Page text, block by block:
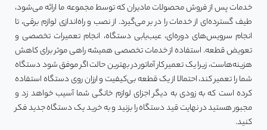
خدمات پس از فروش محصولات مادیران که توسط مجموعه ما ارائه می‌شود،
طیف گسترده‌ای از خدمات را در بر می‌گیرد. از نصب و راه‌اندازی لوازم برقی، تا
انجام سرویس‌های دوره‌ای، عیب‌یابی دستگاه، انجام تعمیرات تخصصی و
تعویض قطعه. استفاده از خدمات تخصصی همیشه راهی موثر برای کاهش
هزینه‌هاست، زیرا یک تعمیر کار آماتور در بهترین حالت اگر موفق شود دستگاه
شما را تعمیر کند، احتمالا از یک قطعه بی‌کیفیت و ارزان روی دستگاه استفاده
کرده است که به زودی به دیگر اجزای لوازم خانگی شما آسیب خواهد زد و
مجبور هستید در نهایت قید دستگاه را بزنید و به خرید یک دستگاه جدید فکر
کنید.